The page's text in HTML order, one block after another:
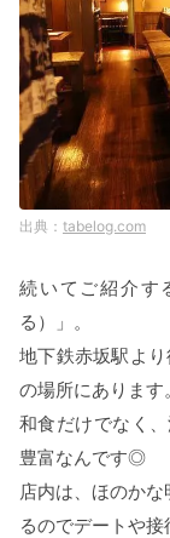
tabelog.com
続いてご紹介す
る）」。
地下鉄赤坂駅よ
の場所にあります。
和食だけでなく
豊富なんです◎
店内は、ほのか
るのでデートや接